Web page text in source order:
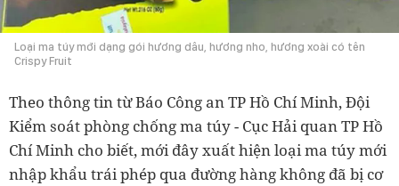
Loại ma túy mới dạng gói hương dâu, hương nho, hương xoài có tên
Crispy Fruit
Theo thông tin từ Báo Công an TP Hồ Chí Minh, Đội
Kiểm soát phòng chống ma túy - Cục Hải quan TP Hồ
Chí Minh cho biết, mới đây xuất hiện loại ma túy mới
nhập khẩu trái phép qua đường hàng không đã bị cơ